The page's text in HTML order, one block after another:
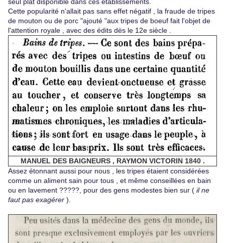
Cette popularité n'allait pas sans effet négatif , la fraude de tripes
de mouton ou de porc "ajouté "aux tripes de boeuf fait l'objet de
l'attention royale , avec des édits dès le 12e siècle .
MANUEL DES BAIGNEURS , RAYMON VICTORIN 1840 .
Assez étonnant aussi pour nous , les tripes étaient considérées
comme un aliment sain pour tous , et même conseillées en bain
ou en lavement ?????, pour des gens modestes bien sur ( il ne
faut pas exagérer ).